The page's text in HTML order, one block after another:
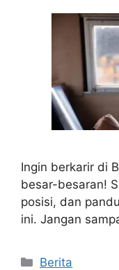
Ingin berkarir di
besar-besaran!
posisi, dan
ini. Jangan
Categories
Berita